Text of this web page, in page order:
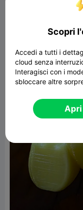
Scopri
Accedi a tutti i
cloud senza
Interagisci con i
sbloccare altre